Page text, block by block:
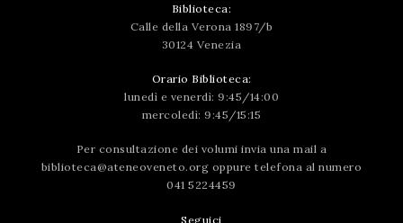
Biblioteca:
Calle della Verona 1897/b
30124 Venezia
Orario Biblioteca:
lunedì e venerdì: 9:45/14:00
mercoledì: 9:45/15:15
Per consultazione dei volumi invia una mail a
biblioteca@ateneoveneto.org oppure telefona al numero
041 5224459
Seguici